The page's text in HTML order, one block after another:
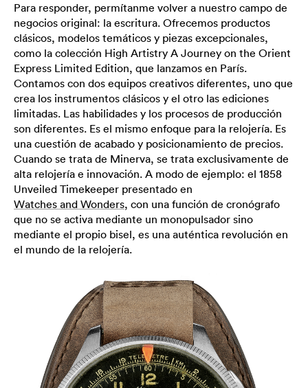
Para responder, permítanme volver a nuestro campo de
negocios original: la escritura. Ofrecemos productos
clásicos, modelos temáticos y piezas excepcionales,
como la colección High Artistry A Journey on the Orient
Express Limited Edition, que lanzamos en París.
Contamos con dos equipos creativos diferentes, uno que
crea los instrumentos clásicos y el otro las ediciones
limitadas. Las habilidades y los procesos de producción
son diferentes. Es el mismo enfoque para la relojería. Es
una cuestión de acabado y posicionamiento de precios.
Cuando se trata de Minerva, se trata exclusivamente de
alta relojería e innovación. A modo de ejemplo: el 1858
Unveiled Timekeeper presentado en
Watches and Wonders, con una función de cronógrafo
que no se activa mediante un monopulsador sino
mediante el propio bisel, es una auténtica revolución en
el mundo de la relojería.